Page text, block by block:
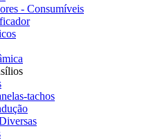
- Consumíveis
tachos